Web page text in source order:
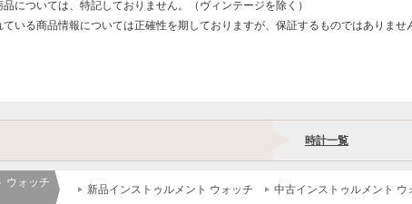
については、特記しておりません。（ヴィンテージを除く）
いる商品情報については正確性を期しておりますが、保証するものではありませ
時計一覧
ウォッチ
新品インストゥルメント ウォッチ 中古インストゥルメント ウ